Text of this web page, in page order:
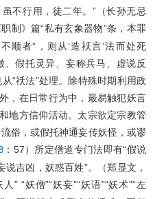
不行用，徒二年。”（长孙无忌
制》篇“私有玄象器物”条，本罪
顺者”，则从‘造祅言’法而处死
、假托灵异、妄称兵马、虚说反
“祅法”处理。除特殊时期利用政
，在日常行为中，最易触犯妖言
地方信仰活动。太宗欲定宗教管
俗，或假托神通妄传妖怪，或谬
：57）所定僧道专门法即有“假说
吉凶，妖惑百姓”。（郑显文，
” “妖僧”“妖妄”“妖语”“妖术”“左